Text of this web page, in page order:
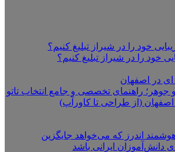
خود را در شیراز تبلیغ کنیم؟
راهنمای تخصصی و جامع انتخاب تاتو
(از طراحی تا کاورآپ)
اندرز که می‌خواهد جایگزین
ایرانی باشد